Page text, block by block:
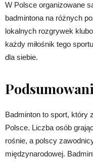
W Polsce organizowane
badmintona na różnych
lokalnych rozgrywek
każdy miłośnik tego
dla siebie.
Badminton to sport, który
Polsce. Liczba osób
rośnie, a polscy
międzynarodowej.